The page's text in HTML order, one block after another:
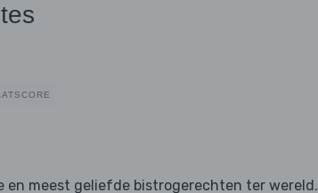
en meest geliefde bistrogerechten ter wereld.